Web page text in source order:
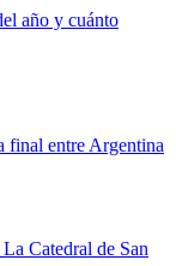
año y cuánto
final entre Argentina
Catedral de San